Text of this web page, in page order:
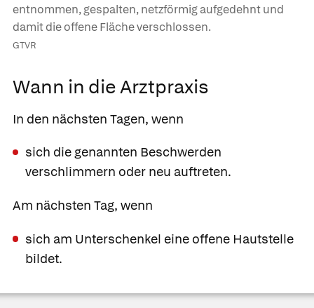
entnommen, gespalten, netzförmig aufgedehnt und
damit die offene Fläche verschlossen.
GTVR
Wann in die Arztpraxis
In den nächsten Tagen, wenn
sich die genannten Beschwerden
verschlimmern oder neu auftreten.
Am nächsten Tag, wenn
sich am Unterschenkel eine offene Hautstelle
bildet.